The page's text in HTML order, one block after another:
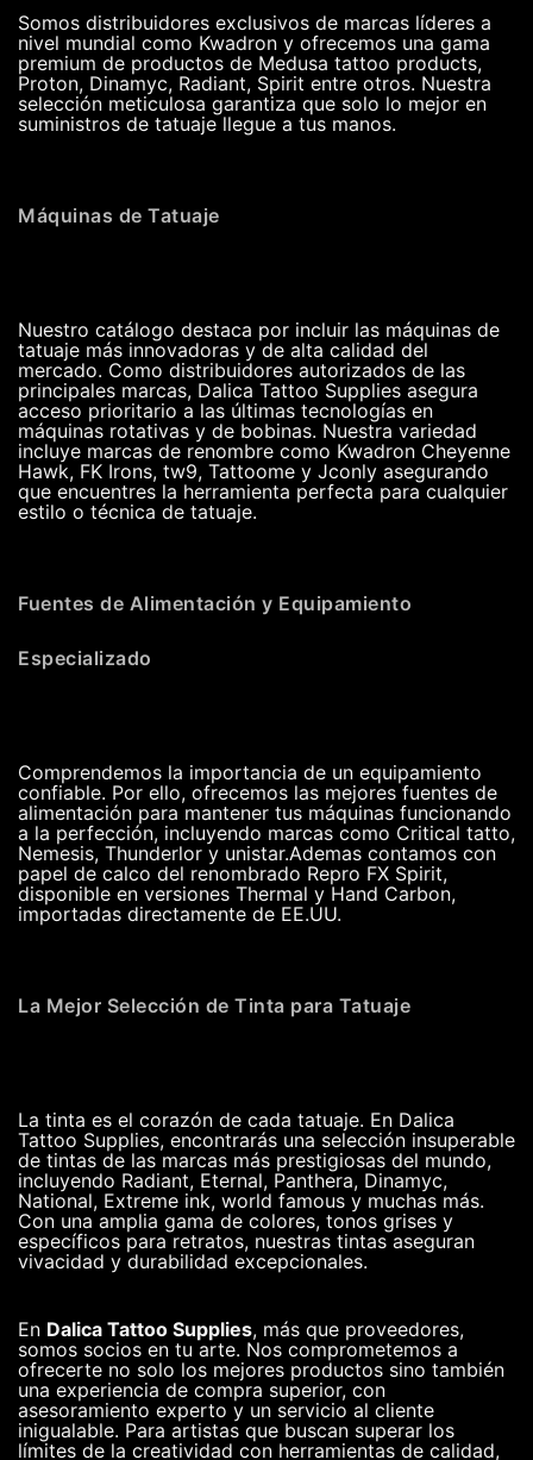
Somos distribuidores exclusivos de marcas líderes a
nivel mundial como Kwadron y ofrecemos una gama
premium de productos de Medusa tattoo products,
Proton, Dinamyc, Radiant, Spirit entre otros. Nuestra
selección meticulosa garantiza que solo lo mejor en
suministros de tatuaje llegue a tus manos.
Máquinas de Tatuaje
Nuestro catálogo destaca por incluir las máquinas de
tatuaje más innovadoras y de alta calidad del
mercado. Como distribuidores autorizados de las
principales marcas, Dalica Tattoo Supplies asegura
acceso prioritario a las últimas tecnologías en
máquinas rotativas y de bobinas. Nuestra variedad
incluye marcas de renombre como Kwadron Cheyenne
Hawk, FK Irons, tw9, Tattoome y Jconly asegurando
que encuentres la herramienta perfecta para cualquier
estilo o técnica de tatuaje.
Fuentes de Alimentación y Equipamiento
Especializado
Comprendemos la importancia de un equipamiento
confiable. Por ello, ofrecemos las mejores fuentes de
alimentación para mantener tus máquinas funcionando
a la perfección, incluyendo marcas como Critical tatto,
Nemesis, Thunderlor y unistar.Ademas contamos con
papel de calco del renombrado Repro FX Spirit,
disponible en versiones Thermal y Hand Carbon,
importadas directamente de EE.UU.
La Mejor Selección de Tinta para Tatuaje
La tinta es el corazón de cada tatuaje. En Dalica
Tattoo Supplies, encontrarás una selección insuperable
de tintas de las marcas más prestigiosas del mundo,
incluyendo Radiant, Eternal, Panthera, Dinamyc,
National, Extreme ink, world famous y muchas más.
Con una amplia gama de colores, tonos grises y
específicos para retratos, nuestras tintas aseguran
vivacidad y durabilidad excepcionales.
En Dalica Tattoo Supplies, más que proveedores,
somos socios en tu arte. Nos comprometemos a
ofrecerte no solo los mejores productos sino también
una experiencia de compra superior, con
asesoramiento experto y un servicio al cliente
inigualable. Para artistas que buscan superar los
límites de la creatividad con herramientas de calidad,